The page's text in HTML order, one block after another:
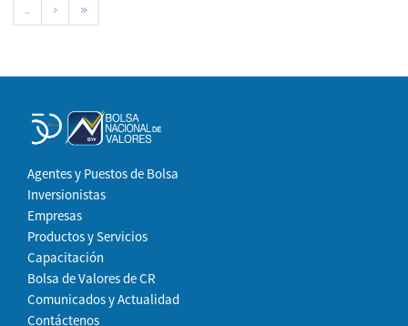
…
› »
Agentes y Puestos de Bolsa
Inversionistas
Empresas
Productos y Servicios
Capacitación
Bolsa de Valores de CR
Comunicados y Actualidad
Contáctenos